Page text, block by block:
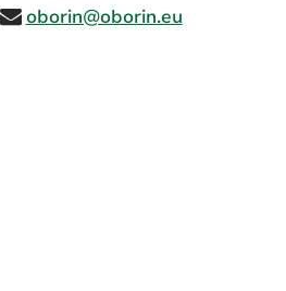
oborin@oborin.eu